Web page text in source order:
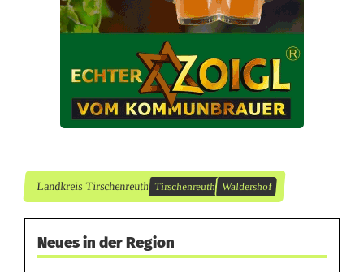
h
ü
Landkreis Tirschenreuth Tirschenreuth Waldershof
Neues in der Region